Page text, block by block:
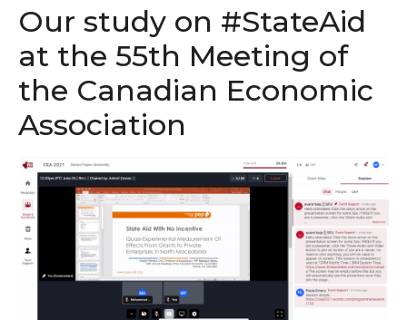
Our study on #StateAid
at the 55th Meeting of
the Canadian Economic
Association